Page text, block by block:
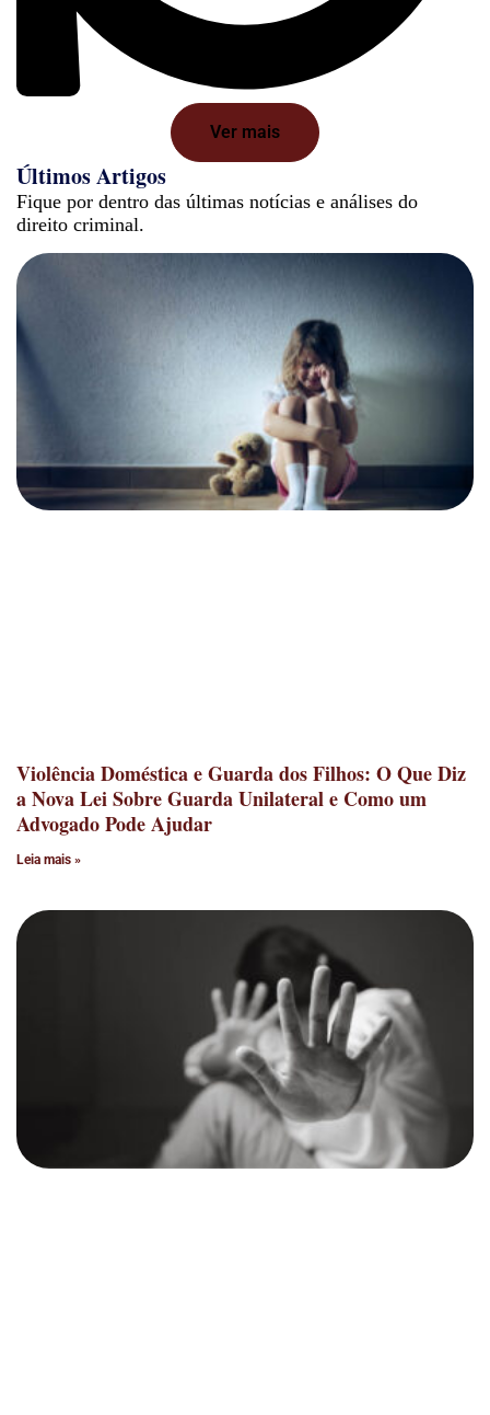
Ver mais
Últimos Artigos
Fique por dentro das últimas notícias e análises do
direito criminal.
Violência Doméstica e Guarda dos Filhos: O Que Diz
a Nova Lei Sobre Guarda Unilateral e Como um
Advogado Pode Ajudar
Leia mais »